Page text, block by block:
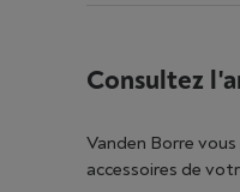
Consultez
Vanden Borre
accessoires de